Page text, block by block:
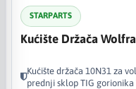
STARPARTS
Kućište Držača
Kućište držača 10N31 za
prednji sklop TIG gorionika